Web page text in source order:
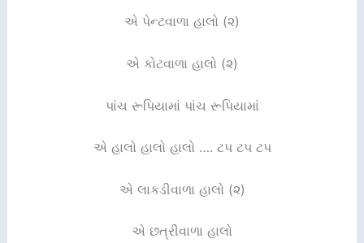
એ પેન્ટવાળા હાલો (૨)
એ કોટવાળા હાલો (૨)
પાંચ રૂપિયામાં પાંચ રૂપિયામાં
એ હાલો હાલો હાલો …. ટપ ટપ ટપ
એ લાકડીવાળા હાલો (૨)
એ છત્રીવાળા હાલો